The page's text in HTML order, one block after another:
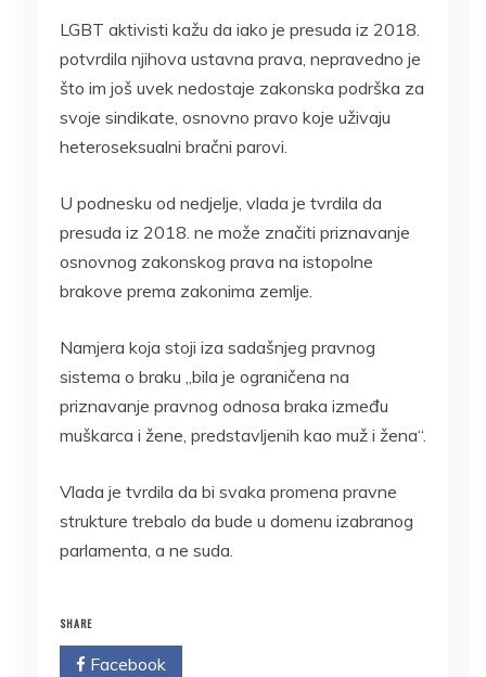
LGBT aktivisti kažu da iako je presuda iz 2018.
potvrdila njihova ustavna prava, nepravedno je
što im još uvek nedostaje zakonska podrška za
svoje sindikate, osnovno pravo koje uživaju
heteroseksualni bračni parovi.
U podnesku od nedjelje, vlada je tvrdila da
presuda iz 2018. ne može značiti priznavanje
osnovnog zakonskog prava na istopolne
brakove prema zakonima zemlje.
Namjera koja stoji iza sadašnjeg pravnog
sistema o braku „bila je ograničena na
priznavanje pravnog odnosa braka između
muškarca i žene, predstavljenih kao muž i žena“.
Vlada je tvrdila da bi svaka promena pravne
strukture trebalo da bude u domenu izabranog
parlamenta, a ne suda.
SHARE
Facebook